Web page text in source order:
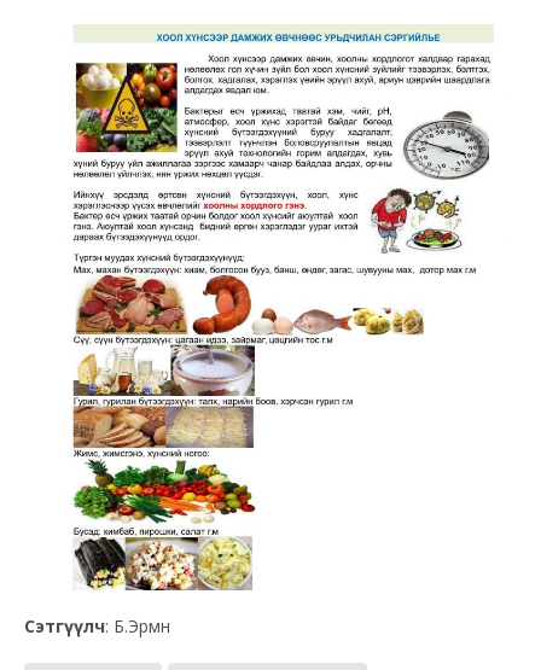
Сэтгүүлч: Б.Эрмүүн